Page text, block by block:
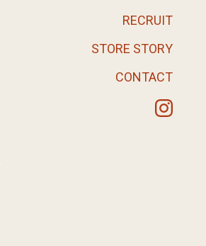
RECRUIT
STORE STORY
CONTACT